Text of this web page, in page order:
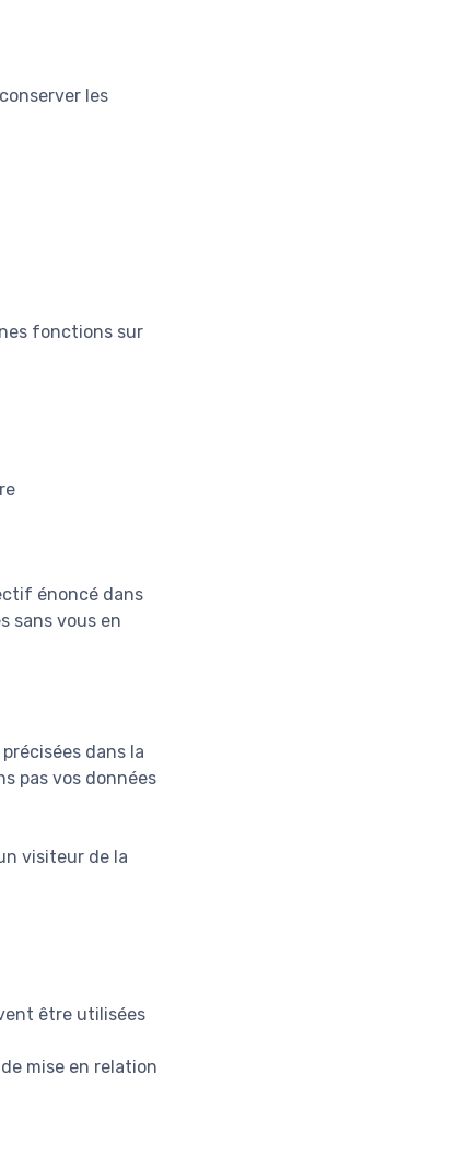
les
fonctions sur
énoncé dans
sans vous en
dans la
pas vos données
visiteur de la
être utilisées
mise en relation